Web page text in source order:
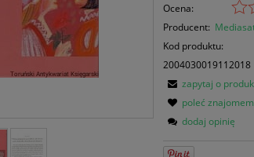
Ocena:
Producent:
Kod produktu:
2004030019112018
zapytaj o
poleć
dodaj opinię